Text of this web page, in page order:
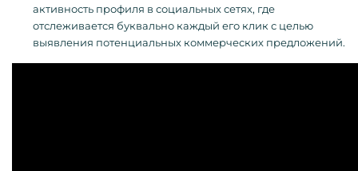
активность профиля в социальных сетях, где
отслеживается буквально каждый его клик с целью
выявления потенциальных коммерческих предложений.